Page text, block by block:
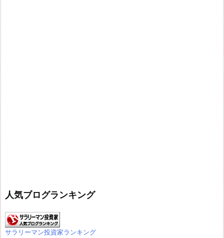
人気ブログランキング
サラリーマン投資家ランキング